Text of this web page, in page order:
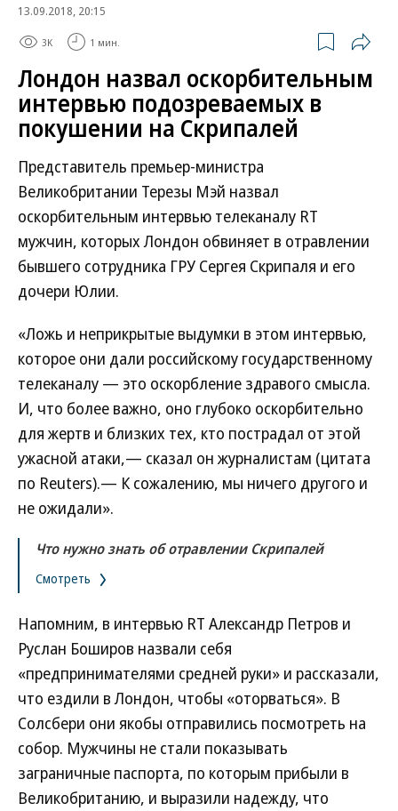
13.09.2018, 20:15
3K 1 мин.
Лондон назвал оскорбительным
интервью подозреваемых в
покушении на Скрипалей
Представитель премьер-министра
Великобритании Терезы Мэй назвал
оскорбительным интервью телеканалу RT
мужчин, которых Лондон обвиняет в отравлении
бывшего сотрудника ГРУ Сергея Скрипаля и его
дочери Юлии.
«Ложь и неприкрытые выдумки в этом интервью,
которое они дали российскому государственному
телеканалу — это оскорбление здравого смысла.
И, что более важно, оно глубоко оскорбительно
для жертв и близких тех, кто пострадал от этой
ужасной атаки,— сказал он журналистам (цитата
по Reuters).— К сожалению, мы ничего другого и
не ожидали».
Что нужно знать об отравлении Скрипалей
Смотреть
Напомним, в интервью RT Александр Петров и
Руслан Боширов назвали себя
«предпринимателями средней руки» и рассказали,
что ездили в Лондон, чтобы «оторваться». В
Солсбери они якобы отправились посмотреть на
собор. Мужчины не стали показывать
заграничные паспорта, по которым прибыли в
Великобританию, и выразили надежду, что